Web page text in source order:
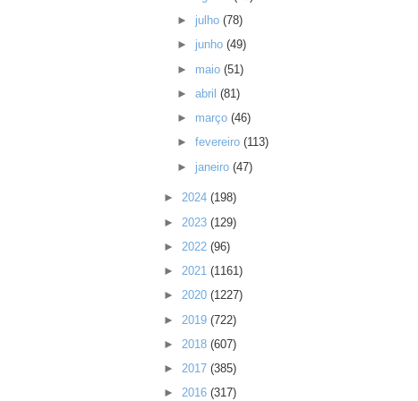
► julho(78)
► junho(49)
► maio(51)
►abril(81)
► março(46)
►fevereiro(113)
► janeiro(47)
► 2024 (198)
► 2023 (129)
► 2022 (96)
► 2021 (1161)
► 2020 (1227)
► 2019 (722)
► 2018 (607)
► 2017 (385)
► 2016 (317)